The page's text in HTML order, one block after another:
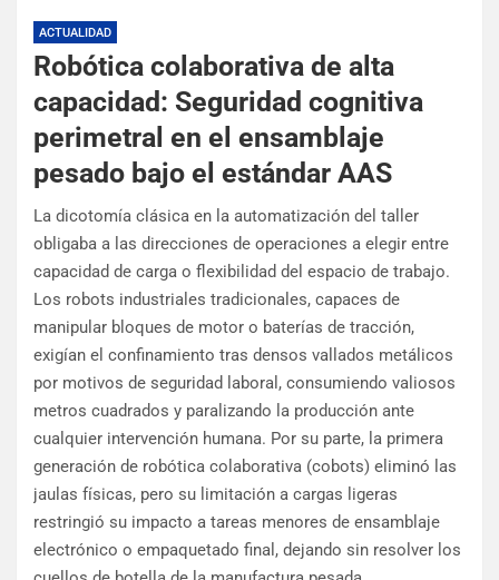
ACTUALIDAD
Robótica colaborativa de alta
capacidad: Seguridad cognitiva
perimetral en el ensamblaje
pesado bajo el estándar AAS
La dicotomía clásica en la automatización del taller
obligaba a las direcciones de operaciones a elegir entre
capacidad de carga o flexibilidad del espacio de trabajo.
Los robots industriales tradicionales, capaces de
manipular bloques de motor o baterías de tracción,
exigían el confinamiento tras densos vallados metálicos
por motivos de seguridad laboral, consumiendo valiosos
metros cuadrados y paralizando la producción ante
cualquier intervención humana. Por su parte, la primera
generación de robótica colaborativa (cobots) eliminó las
jaulas físicas, pero su limitación a cargas ligeras
restringió su impacto a tareas menores de ensamblaje
electrónico o empaquetado final, dejando sin resolver los